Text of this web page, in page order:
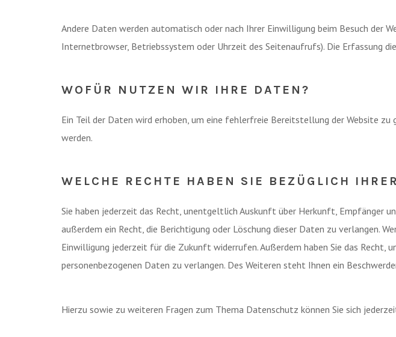
Andere Daten werden automatisch oder nach Ihrer Einwilligung beim Besuch der
Internetbrowser, Betriebssystem oder Uhrzeit des Seitenaufrufs). Die Erfassung
WOFÜR NUTZEN WIR IHRE DATEN?
Ein Teil der Daten wird erhoben, um eine fehlerfreie Bereitstellung der Website
werden.
WELCHE RECHTE HABEN SIE BEZÜGLICH
Sie haben jederzeit das Recht, unentgeltlich Auskunft über Herkunft, Empfänger
außerdem ein Recht, die Berichtigung oder Löschung dieser Daten zu verlangen.
Einwilligung jederzeit für die Zukunft widerrufen. Außerdem haben Sie das Recht,
personenbezogenen Daten zu verlangen. Des Weiteren steht Ihnen ein
Hierzu sowie zu weiteren Fragen zum Thema Datenschutz können Sie sich